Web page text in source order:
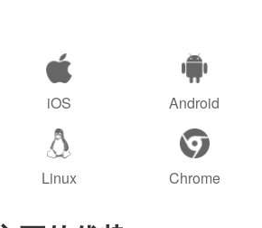
iOS Android
Linux Chrome